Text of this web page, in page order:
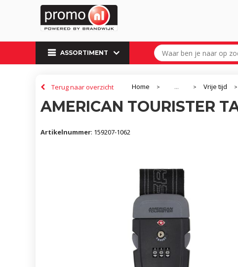
ASSORTIMENT
Terug naar overzicht Home > ... > Vrije tijd >
AMERICAN TOURISTER
Artikelnummer: 159207-1062